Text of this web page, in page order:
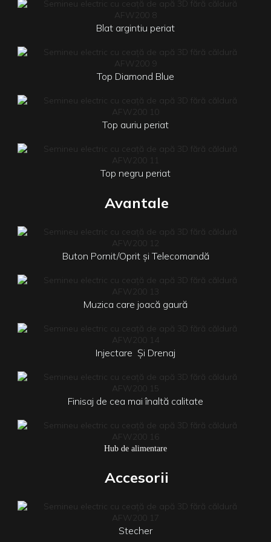
Blat argintiu periat
Top Diamond Blue
Top auriu periat
Top negru periat
Avantale
Buton Pornit/Oprit și Telecomandă
Muzica care joacă gaură
Injectare Și Drenaj
Finisaj de cea mai înaltă calitate
Hub de alimentare
Accesorii
Stecher